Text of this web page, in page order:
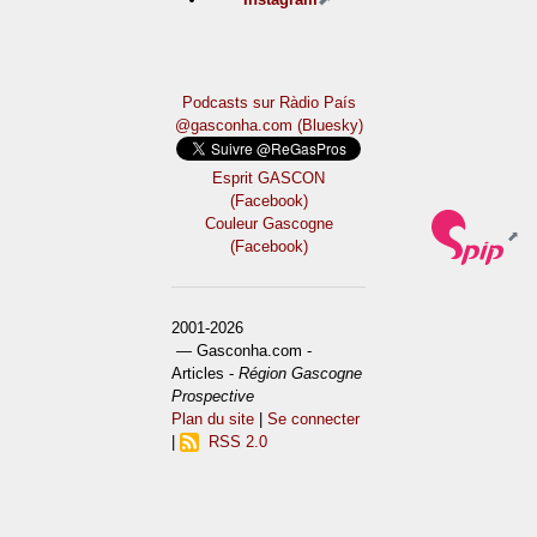
Podcasts sur Ràdio País
@gasconha.com (Bluesky)
Esprit GASCON
(Facebook)
Couleur Gascogne
(Facebook)
2001-2026
— Gasconha.com -
Articles -Région Gascogne
Prospective
Plan du site |Se connecter
RSS 2.0